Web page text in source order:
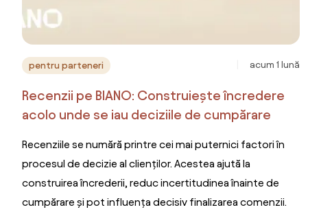
acum 1 lună
pentru parteneri
Recenzii pe BIANO: Construiește încredere
acolo unde se iau deciziile de cumpărare
Recenziile se numără printre cei mai puternici factori în
procesul de decizie al clienților. Acestea ajută la
construirea încrederii, reduc incertitudinea înainte de
cumpărare și pot influența decisiv finalizarea comenzii.